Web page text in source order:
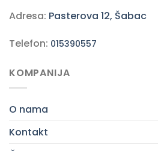
Adresa: Pasterova 12, Šabac
Telefon: 015390557
KOMPANIJA
O nama
Kontakt